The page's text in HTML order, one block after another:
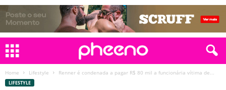
Home Lifestyle Renner é condenada a pagar R$ 80 mil a funcionária vítima de...
LIFESTYLE